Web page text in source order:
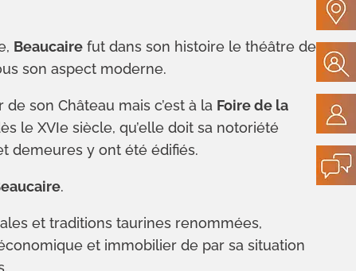
Beaucairefut dans son histoire le théâtre de
son aspect moderne.
son Château mais c’est à la Foire de la
le XVIe siècle, qu’elle doit sa notoriété
demeures y ont été édifiés.
.
et traditions taurines renommées,
et immobilier de par sa situation